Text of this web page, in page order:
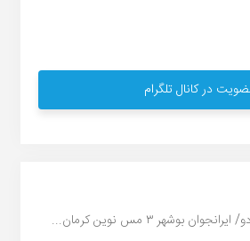
در کانال تلگرام
بوشهر ۳ مس نوین کرمان...